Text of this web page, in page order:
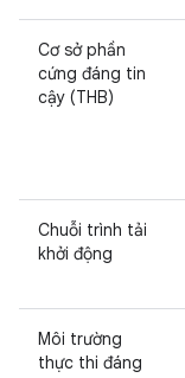
Cơ sở phần
cứng đáng tin
cậy (THB)
Chuỗi trình tải
khởi động
Môi trường
thực thi đáng